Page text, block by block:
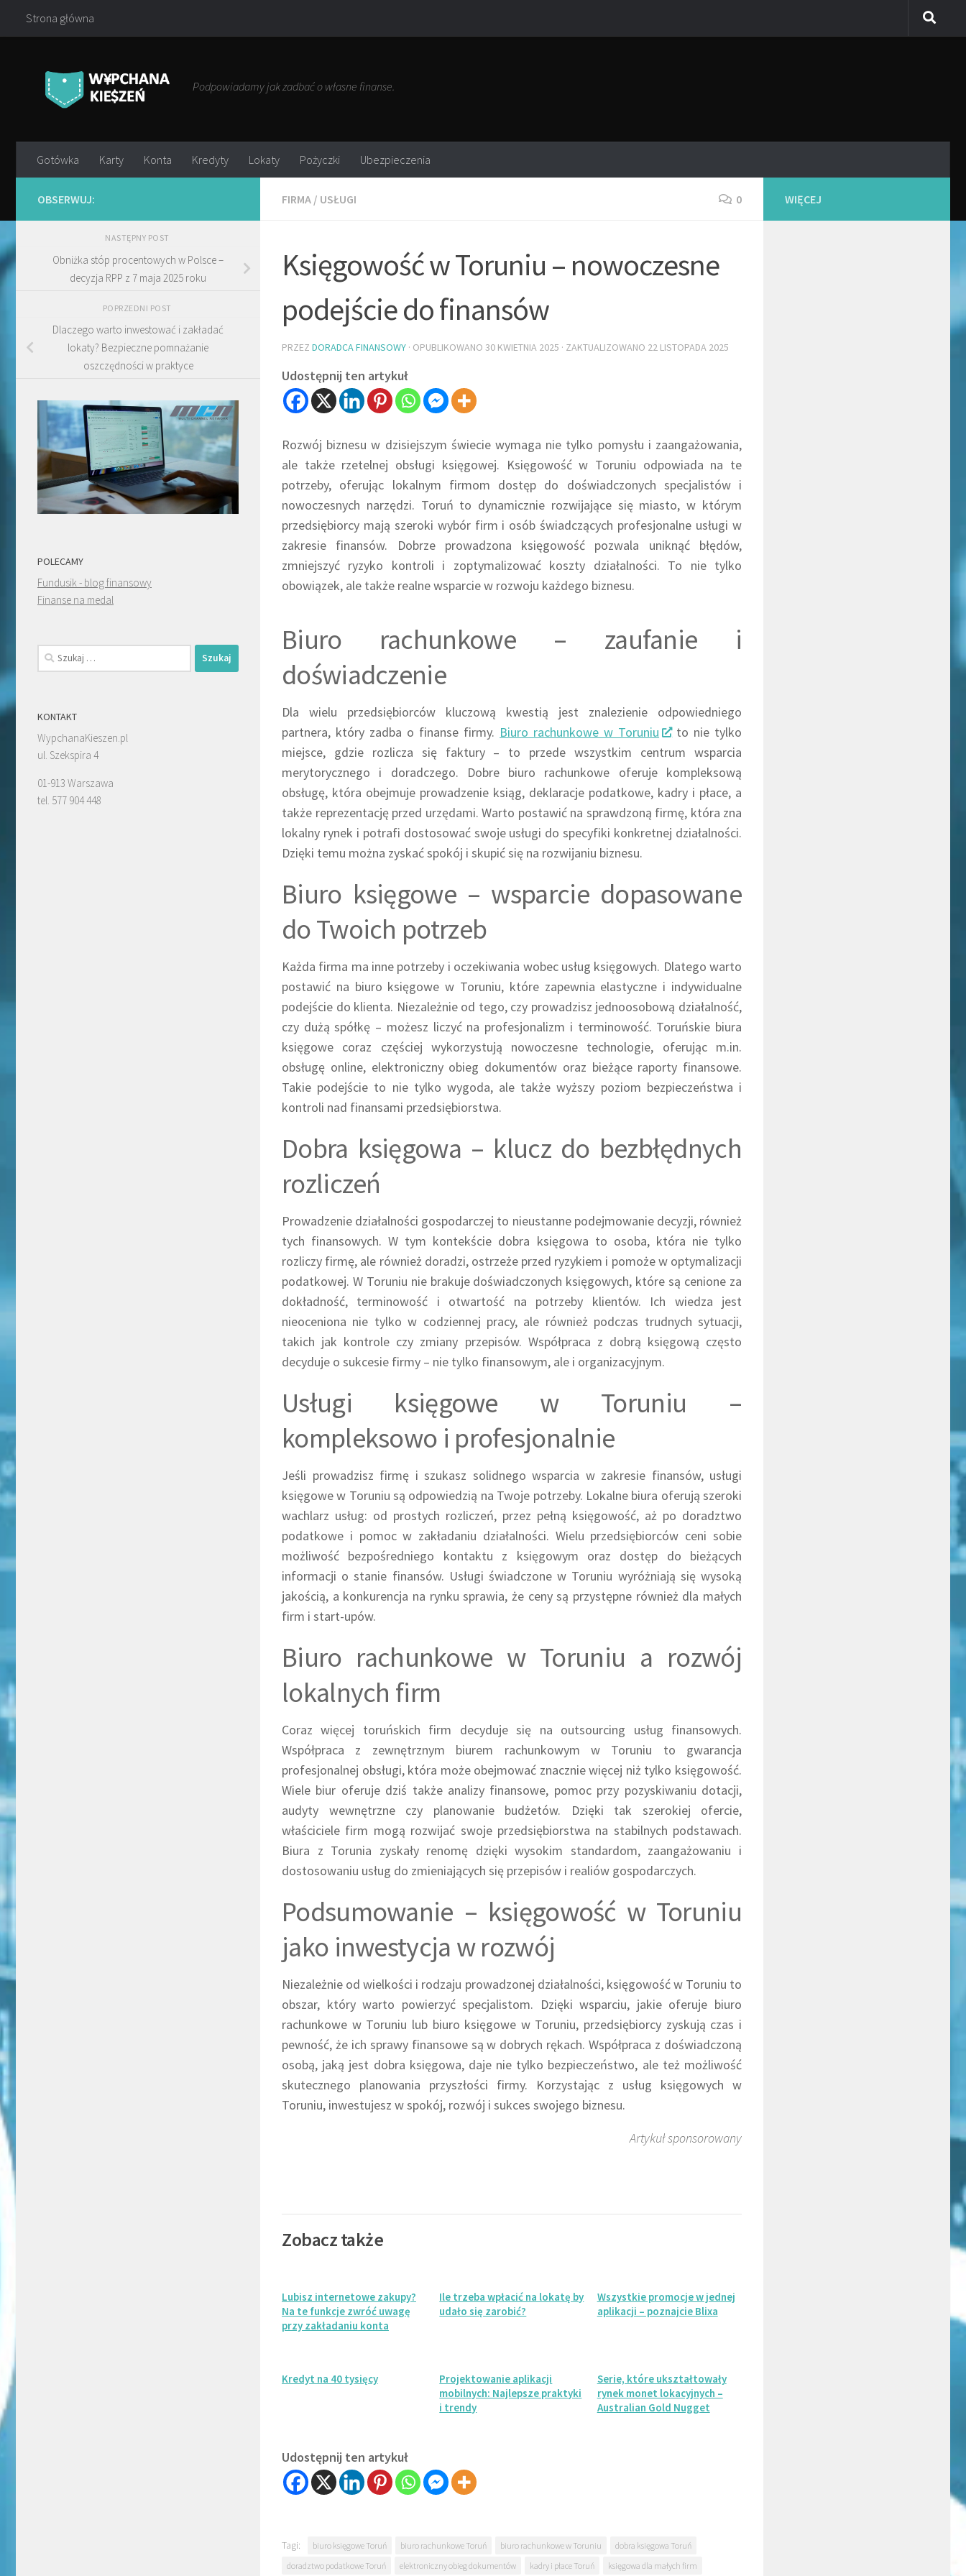
Przejdź do treści
Strona główna
Podpowiadamy jak zadbać o własne finanse.
Gotówka Karty Konta Kredyty Lokaty Pożyczki Ubezpieczenia
FIRMA / USŁUGI 0
Księgowość w Toruniu – nowoczesne
podejście do finansów
PRZEZ DORADCA FINANSOWY · OPUBLIKOWANO 30 KWIETNIA 2025 · ZAKTUALIZOWANO 22 LISTOPADA 2025
Udostępnij ten artykuł
Rozwój biznesu w dzisiejszym świecie wymaga nie tylko pomysłu i zaangażowania,
ale także rzetelnej obsługi księgowej. Księgowość w Toruniu odpowiada na te
potrzeby, oferując lokalnym firmom dostęp do doświadczonych specjalistów i
nowoczesnych narzędzi. Toruń to dynamicznie rozwijające się miasto, w którym
przedsiębiorcy mają szeroki wybór firm i osób świadczących profesjonalne usługi w
zakresie finansów. Dobrze prowadzona księgowość pozwala uniknąć błędów,
zmniejszyć ryzyko kontroli i zoptymalizować koszty działalności. To nie tylko
obowiązek, ale także realne wsparcie w rozwoju każdego biznesu.
Biuro rachunkowe – zaufanie i
doświadczenie
Dla wielu przedsiębiorców kluczową kwestią jest znalezienie odpowiedniego
partnera, który zadba o finanse firmy. Biuro rachunkowe w Toruniu
to nie tylko
miejsce, gdzie rozlicza się faktury – to przede wszystkim centrum wsparcia
merytorycznego i doradczego. Dobre biuro rachunkowe oferuje kompleksową
obsługę, która obejmuje prowadzenie ksiąg, deklaracje podatkowe, kadry i płace, a
także reprezentację przed urzędami. Warto postawić na sprawdzoną firmę, która zna
lokalny rynek i potrafi dostosować swoje usługi do specyfiki konkretnej działalności.
Dzięki temu można zyskać spokój i skupić się na rozwijaniu biznesu.
Biuro księgowe – wsparcie dopasowane
do Twoich potrzeb
Każda firma ma inne potrzeby i oczekiwania wobec usług księgowych. Dlatego warto
postawić na biuro księgowe w Toruniu, które zapewnia elastyczne i indywidualne
podejście do klienta. Niezależnie od tego, czy prowadzisz jednoosobową działalność,
czy dużą spółkę – możesz liczyć na profesjonalizm i terminowość. Toruńskie biura
księgowe coraz częściej wykorzystują nowoczesne technologie, oferując m.in.
obsługę online, elektroniczny obieg dokumentów oraz bieżące raporty finansowe.
Takie podejście to nie tylko wygoda, ale także wyższy poziom bezpieczeństwa i
kontroli nad finansami przedsiębiorstwa.
Dobra księgowa – klucz do bezbłędnych
rozliczeń
Prowadzenie działalności gospodarczej to nieustanne podejmowanie decyzji, również
tych finansowych. W tym kontekście dobra księgowa to osoba, która nie tylko
rozliczy firmę, ale również doradzi, ostrzeże przed ryzykiem i pomoże w optymalizacji
podatkowej. W Toruniu nie brakuje doświadczonych księgowych, które są cenione za
dokładność, terminowość i otwartość na potrzeby klientów. Ich wiedza jest
nieoceniona nie tylko w codziennej pracy, ale również podczas trudnych sytuacji,
takich jak kontrole czy zmiany przepisów. Współpraca z dobrą księgową często
decyduje o sukcesie firmy – nie tylko finansowym, ale i organizacyjnym.
Usługi księgowe w Toruniu –
kompleksowo i profesjonalnie
Jeśli prowadzisz firmę i szukasz solidnego wsparcia w zakresie finansów, usługi
księgowe w Toruniu są odpowiedzią na Twoje potrzeby. Lokalne biura oferują szeroki
wachlarz usług: od prostych rozliczeń, przez pełną księgowość, aż po doradztwo
podatkowe i pomoc w zakładaniu działalności. Wielu przedsiębiorców ceni sobie
możliwość bezpośredniego kontaktu z księgowym oraz dostęp do bieżących
informacji o stanie finansów. Usługi świadczone w Toruniu wyróżniają się wysoką
jakością, a konkurencja na rynku sprawia, że ceny są przystępne również dla małych
firm i start-upów.
Biuro rachunkowe w Toruniu a rozwój
lokalnych firm
Coraz więcej toruńskich firm decyduje się na outsourcing usług finansowych.
Współpraca z zewnętrznym biurem rachunkowym w Toruniu to gwarancja
profesjonalnej obsługi, która może obejmować znacznie więcej niż tylko księgowość.
Wiele biur oferuje dziś także analizy finansowe, pomoc przy pozyskiwaniu dotacji,
audyty wewnętrzne czy planowanie budżetów. Dzięki tak szerokiej ofercie,
właściciele firm mogą rozwijać swoje przedsiębiorstwa na stabilnych podstawach.
Biura z Torunia zyskały renomę dzięki wysokim standardom, zaangażowaniu i
dostosowaniu usług do zmieniających się przepisów i realiów gospodarczych.
Podsumowanie – księgowość w Toruniu
jako inwestycja w rozwój
Niezależnie od wielkości i rodzaju prowadzonej działalności, księgowość w Toruniu to
obszar, który warto powierzyć specjalistom. Dzięki wsparciu, jakie oferuje biuro
rachunkowe w Toruniu lub biuro księgowe w Toruniu, przedsiębiorcy zyskują czas i
pewność, że ich sprawy finansowe są w dobrych rękach. Współpraca z doświadczoną
osobą, jaką jest dobra księgowa, daje nie tylko bezpieczeństwo, ale też możliwość
skutecznego planowania przyszłości firmy. Korzystając z usług księgowych w
Toruniu, inwestujesz w spokój, rozwój i sukces swojego biznesu.
Artykuł sponsorowany
Zobacz także
Lubisz internetowe zakupy?
Na te funkcje zwróć uwagę
przy zakładaniu konta
Ile trzeba wpłacić na lokatę by
udało się zarobić?
Wszystkie promocje w jednej
aplikacji – poznajcie Blixa
Kredyt na 40 tysięcy
Projektowanie aplikacji
mobilnych: Najlepsze praktyki
i trendy
Serie, które ukształtowały
rynek monet lokacyjnych –
Australian Gold Nugget
Udostępnij ten artykuł
Tagi: biuro księgowe Toruń biuro rachunkowe Toruń biuro rachunkowe w Toruniu
dobra księgowa Toruń
doradztwo podatkowe Toruń
elektroniczny obieg dokumentów kadry i płace Toruń księgowa dla małych firm
OBSERWUJ:
NASTĘPNY POST
Obniżka stóp procentowych w Polsce –
decyzja RPP z 7 maja 2025 roku
POPRZEDNI POST
Dlaczego warto inwestować i zakładać
lokaty? Bezpieczne pomnażanie
oszczędności w praktyce
POLECAMY
Fundusik - blog finansowy
Finanse na medal
Szukaj:
KONTAKT
WypchanaKieszen.pl
ul. Szekspira 4
01-913 Warszawa
tel. 577 904 448
WIĘCEJ